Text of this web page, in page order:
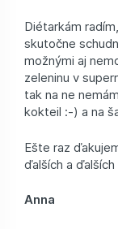
Diétarkám
skutočne
možnými aj
zeleninu v
tak na ne
kokteil :-) a na
Ešte raz
ďalších a
Anna